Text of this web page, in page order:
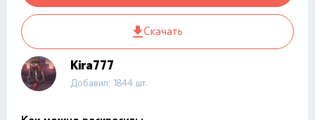
Скачать
Kira777
Добавил: 1844 шт.